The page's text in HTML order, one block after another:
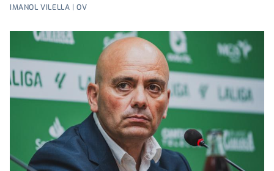
IMANOL VILELLA | OV